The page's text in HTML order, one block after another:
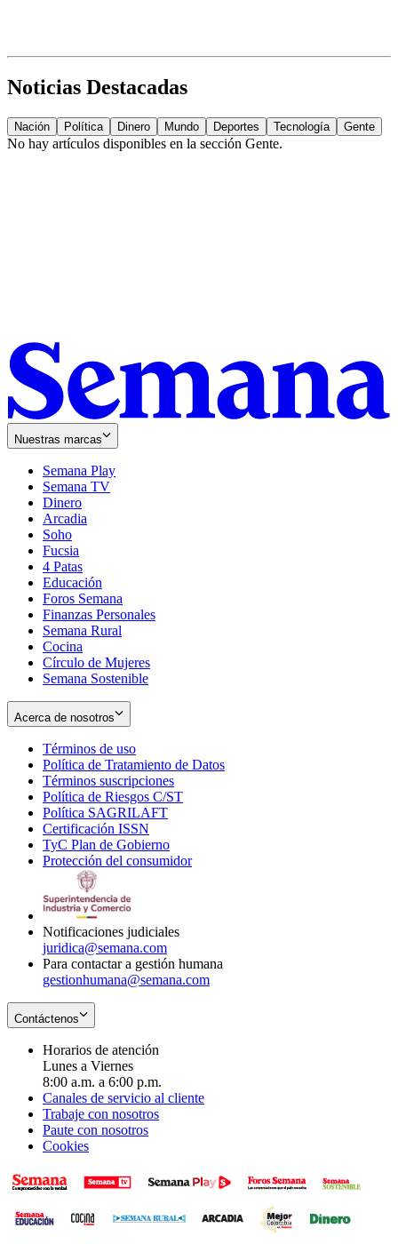
Noticias Destacadas
Nación Política Dinero Mundo Deportes Tecnología Gente
No hay artículos disponibles en la sección Gente.
Nuestras marcas
Semana Play
Semana TV
Dinero
Arcadia
Soho
in
new
window
Fucsia
in
new
window
4 Patas
Educación
Foros Semana
Finanzas Personales
Semana Rural
Cocina
Círculo de Mujeres
Semana Sostenible
Acerca de nosotros
Términos de uso
in
new
window
Política de Tratamiento de Datos
Términos suscripciones
in
Política de Riesgos C/ST
Política SAGRILAFT
new
window
Certificación ISSN
in
new
TyC Plan de Gobierno
in
Protección del consumidorOpens
Notificaciones judiciales
juridica@semana.com
Para contactar a gestión humana
gestionhumana@semana.com
Contáctenos
Horarios de atención
Lunes a Viernes
8:00 a.m. a 6:00 p.m.
Canales de servicio al cliente
Trabaje con nosotros
Paute con nosotros
Cookies